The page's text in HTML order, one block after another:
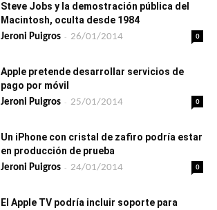
Steve Jobs y la demostración pública del
Macintosh, oculta desde 1984
Jeroni Puigros - 26/01/2014 0
Apple pretende desarrollar servicios de
pago por móvil
Jeroni Puigros - 25/01/2014 0
Un iPhone con cristal de zafiro podría estar
en producción de prueba
Jeroni Puigros - 24/01/2014 0
El Apple TV podría incluir soporte para